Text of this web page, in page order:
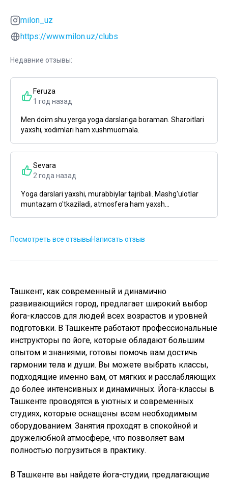
milon_uz
https://www.milon.uz/clubs
Недавние отзывы:
Feruza
1 год назад
Men doim shu yerga yoga darslariga boraman. Sharoitlari
yaxshi, xodimlari ham xushmuomala.
Sevara
2 года назад
Yoga darslari yaxshi, murabbiylar tajribali. Mashg'ulotlar
muntazam o'tkaziladi, atmosfera ham yaxsh...
Посмотреть все отзывыНаписать отзыв
Ташкент, как современный и динамично
развивающийся город, предлагает широкий выбор
йога-классов для людей всех возрастов и уровней
подготовки. В Ташкенте работают профессиональные
инструкторы по йоге, которые обладают большим
опытом и знаниями, готовы помочь вам достичь
гармонии тела и души. Вы можете выбрать классы,
подходящие именно вам, от мягких и расслабляющих
до более интенсивных и динамичных. Йога-классы в
Ташкенте проводятся в уютных и современных
студиях, которые оснащены всем необходимым
оборудованием. Занятия проходят в спокойной и
дружелюбной атмосфере, что позволяет вам
полностью погрузиться в практику.
В Ташкенте вы найдете йога-студии, предлагающие